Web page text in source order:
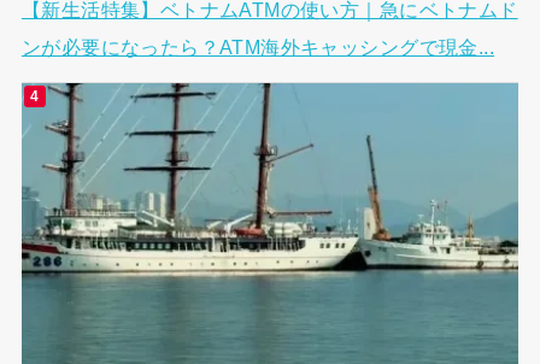
【新生活特集】ベトナムATMの使い方｜急にベトナムド
ンが必要になったら？ATM海外キャッシングで現金...